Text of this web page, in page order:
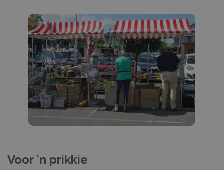
Voor 'n prikkie